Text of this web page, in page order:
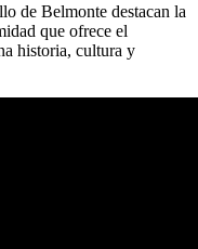
de Belmonte destacan la
que ofrece el
historia, cultura y